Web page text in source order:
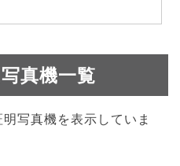
真機一覧
写真機を表示していま